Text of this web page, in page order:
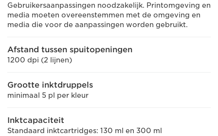
Gebruikersaanpassingen noodzakelijk. Printomgeving en
media moeten overeenstemmen met de omgeving en
media die voor de aanpassingen worden gebruikt.
Afstand tussen spuitopeningen
1200 dpi (2 lijnen)
Grootte inktdruppels
minimaal 5 pl per kleur
Inktcapaciteit
Standaard inktcartridges: 130 ml en 300 ml